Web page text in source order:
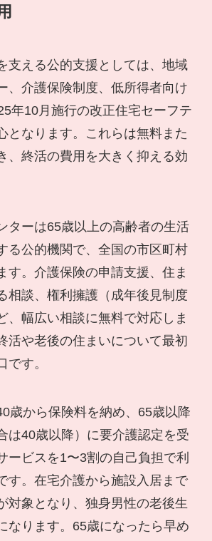
支える公的支援としては、地域
、介護保険制度、低所得者向け
年10月施行の改正住宅セーフテ
となります。これらは無料また
、終活の費用を大きく抑える効
ターは65歳以上の高齢者の生活
る公的機関で、全国の市区町村
す。介護保険の申請支援、住ま
相談、権利擁護（成年後見制度
、幅広い相談に無料で対応しま
活や老後の住まいについて最初
です。
歳から保険料を納め、65歳以降
は40歳以降）に要介護認定を受
ービスを1〜3割の自己負担で利
す。在宅介護から施設入居まで
対象となり、独身男性の老後生
なります。65歳になったら早め